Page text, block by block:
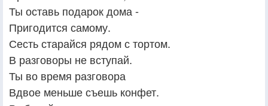
Ты оставь подарок дома -
Пригодится самому.
Сесть старайся рядом с тортом.
В разговоры не вступай.
Ты во время разговора
Вдвое меньше съешь конфет.